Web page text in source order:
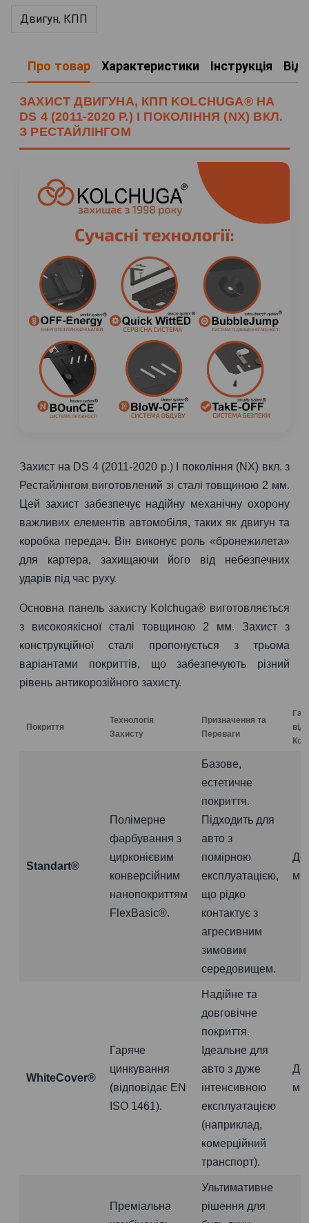
Двигун, КПП
Про товар Характеристики Інструкція
ЗАХИСТ ДВИГУНА, КПП KOLCHUGA® НА
DS 4 (2011-2020 Р.) I ПОКОЛІННЯ (NX) ВКЛ.
З РЕСТАЙЛІНГОМ
Захист на DS 4 (2011-2020 р.) I покоління (NX) вкл. з
Рестайлінгом виготовлений зі сталі товщиною 2 мм.
Цей захист забезпечує надійну механічну охорону
важливих елементів автомобіля, таких як двигун та
коробка передач. Він виконує роль «бронежилета»
для картера, захищаючи його від небезпечних
ударів під час руху.
Основна панель захисту Kolchuga® виготовляється
з високоякісної сталі товщиною 2 мм. Захист з
конструкційної сталі пропонується з трьома
варіантами покриттів, що забезпечують різний
рівень антикорозійного захисту.
Покриття
Технологія
Захисту
Призначення та
Переваги
від
Standart®
Полімерне
фарбування з
цирконієвим
конверсійним
нанопокриттям
FlexBasic®.
Базове,
естетичне
покриття.
Підходить для
авто з
помірною
експлуатацією,
що рідко
контактує з
агресивним
зимовим
середовищем.
До
WhiteCover®
Гаряче
цинкування
(відповідає EN
ISO 1461).
Надійне та
довговічне
покриття.
Ідеальне для
авто з дуже
інтенсивною
експлуатацією
(наприклад,
комерційний
транспорт).
До
Преміальна
Ультимативне
рішення для